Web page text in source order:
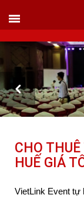
Hotline/ skype/
CHO
HUẾ GIÁ
VietLink Event tự